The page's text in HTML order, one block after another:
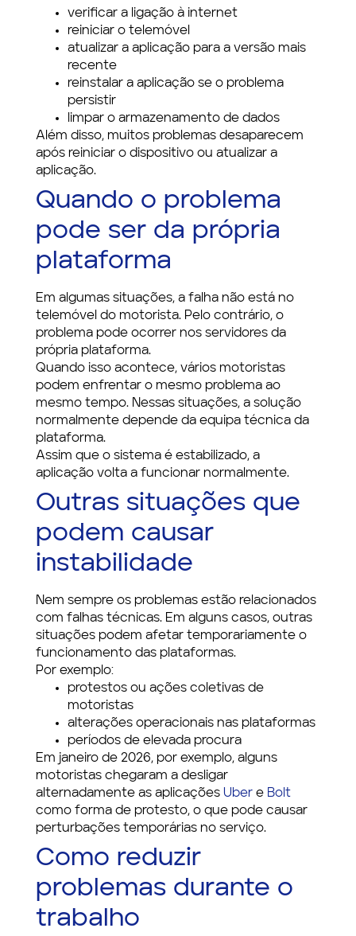
verificar a ligação à internet
reiniciar o telemóvel
atualizar a aplicação para a versão mais
recente
reinstalar a aplicação se o problema
persistir
limpar o armazenamento de dados
Além disso, muitos problemas desaparecem
após reiniciar o dispositivo ou atualizar a
aplicação.
Quando o problema
pode ser da própria
plataforma
Em algumas situações, a falha não está no
telemóvel do motorista. Pelo contrário, o
problema pode ocorrer nos servidores da
própria plataforma.
Quando isso acontece, vários motoristas
podem enfrentar o mesmo problema ao
mesmo tempo. Nessas situações, a solução
normalmente depende da equipa técnica da
plataforma.
Assim que o sistema é estabilizado, a
aplicação volta a funcionar normalmente.
Outras situações que
podem causar
instabilidade
Nem sempre os problemas estão relacionados
com falhas técnicas. Em alguns casos, outras
situações podem afetar temporariamente o
funcionamento das plataformas.
Por exemplo:
protestos ou ações coletivas de
motoristas
alterações operacionais nas plataformas
períodos de elevada procura
Em janeiro de 2026, por exemplo, alguns
motoristas chegaram a desligar
alternadamente as aplicações Ubere Bolt
como forma de protesto, o que pode causar
perturbações temporárias no serviço.
Como reduzir
problemas durante o
trabalho